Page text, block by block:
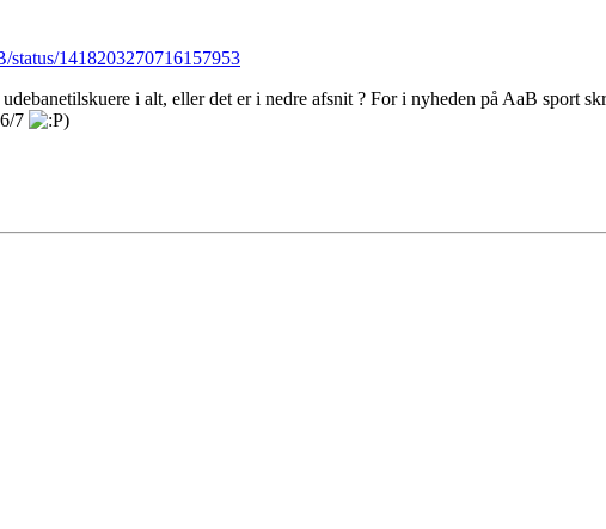
1418203270716157953
i alt, eller det er i nedre afsnit ? For i nyheden på AaB sport
7
)